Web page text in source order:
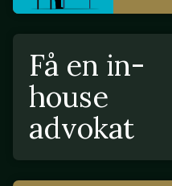
Få en in-
house
advokat